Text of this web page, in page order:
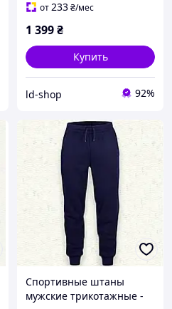
от233₴/мес
1 399₴
Купить
ld-shop 92%
Спортивные штаны
мужские трикотажные -